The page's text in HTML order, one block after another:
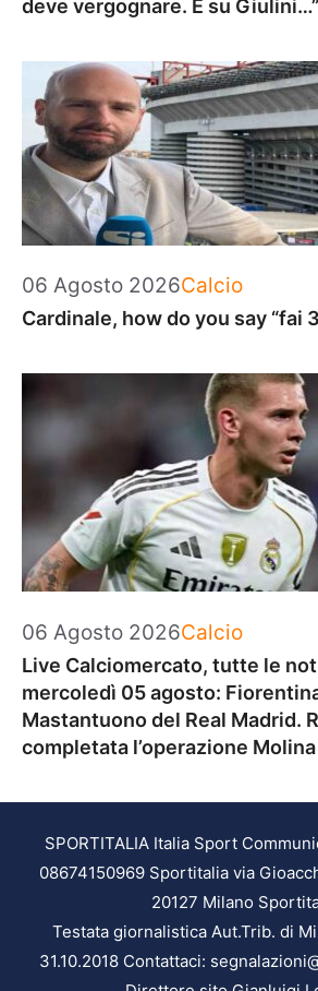
deve vergognare. E su Giulini…”
06 Agosto 2026Categorie
Calcio
Cardinale, how do you say “fai
06 Agosto 2026Categorie
Calcio
Live Calciomercato, tutte le
mercoledì 05 agosto:
Mastantuono del Real Madrid.
completata l’operazione Molina
SPORTITALIA Italia Sport
08674150969 Sportitalia via
20127 Milano
Testata giornalistica Aut.Trib. di
31.10.2018 Contattaci: